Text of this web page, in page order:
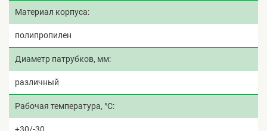
Материал корпуса
полипропилен
Диаметр патрубков, мм
различный
Рабочая температура, °C
+30/-30